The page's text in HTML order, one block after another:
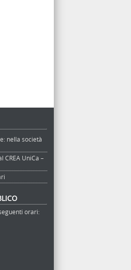
nella società
CREA UniCa –
orari: